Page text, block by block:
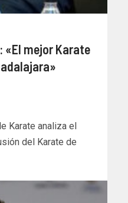
«El mejor Karate
Karate analiza el
del Karate de